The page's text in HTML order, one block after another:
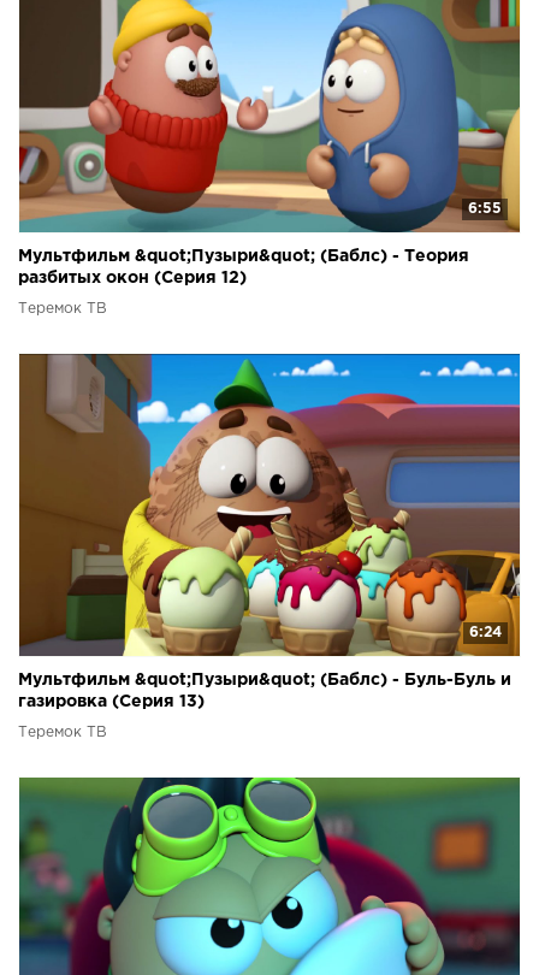
6:55
Мультфильм &quot;Пузыри&quot; (Баблс) - Теория
разбитых окон (Серия 12)
Теремок ТВ
6:24
Мультфильм &quot;Пузыри&quot; (Баблс) - Буль-Буль и
газировка (Серия 13)
Теремок ТВ